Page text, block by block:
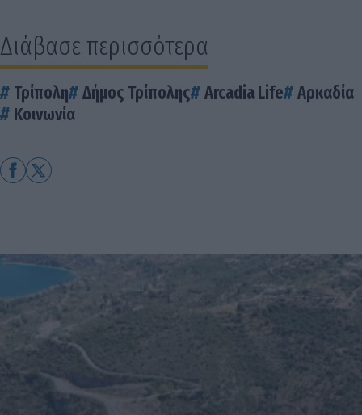
Διάβασε περισσότερα
Τρίπολη Δήμος Τρίπολης Arcadia Life
Αρκαδία
Κοινωνία